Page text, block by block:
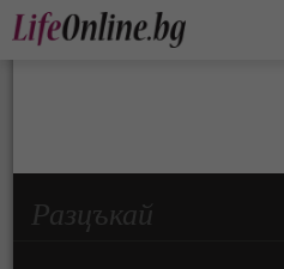
Разцъкай